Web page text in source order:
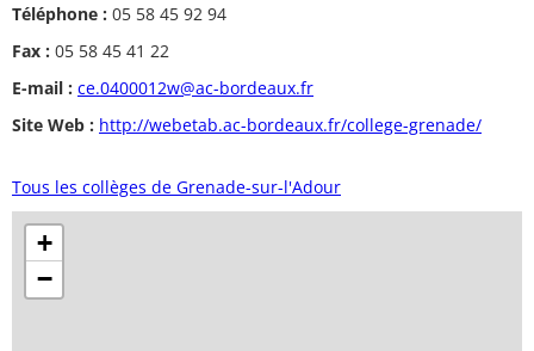
Téléphone : 05 58 45 92 94
Fax : 05 58 45 41 22
E-mail : ce.0400012w@ac-bordeaux.fr
Site Web : http://webetab.ac-bordeaux.fr/college-grenade/
Tous les collèges de Grenade-sur-l'Adour
+
−